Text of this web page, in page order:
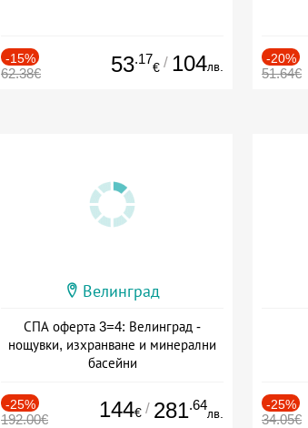
-15%
62.38€ 53.17
€ / 104лв.
-20%
51.64€
Велинград
СПА оферта 3=4: Велинград -
нощувки, изхранване и минерални
басейни
-25%
192.00€ 144€ / 281.64
лв.
-25%
34.05€